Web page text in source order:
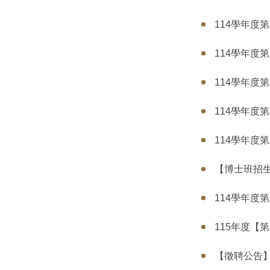
114學年度
114學年度
114學年度
114學年度
114學年度
【博士班招
114學年度
115年度【
【徵聘公告